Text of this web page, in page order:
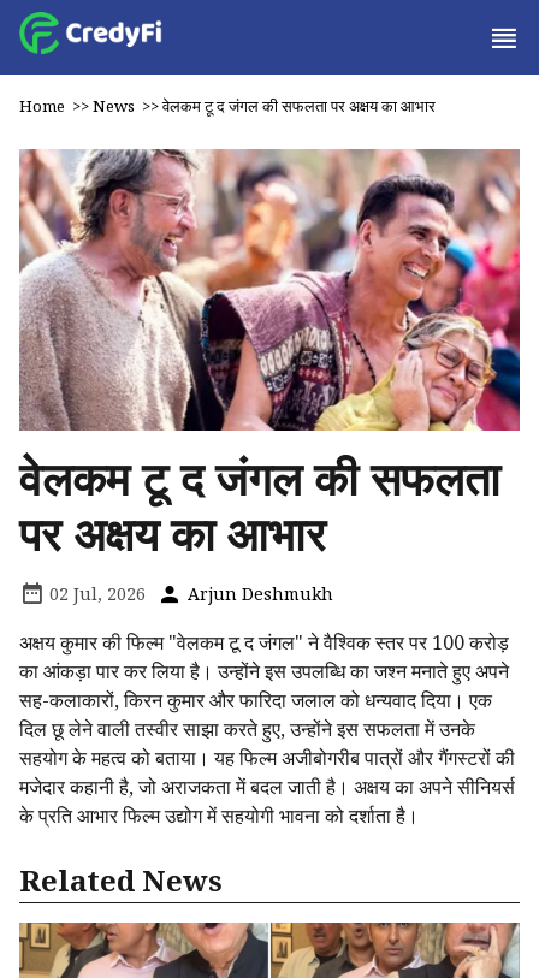
Home >>News >>वेलकम टू द जंगल की सफलता पर अक्षय का आभार
वेलकम टू द जंगल की सफलता
पर अक्षय का आभार
02 Jul, 2026 Arjun Deshmukh
अक्षय कुमार की फिल्म "वेलकम टू द जंगल" ने वैश्विक स्तर पर ₹100 करोड़
का आंकड़ा पार कर लिया है। उन्होंने इस उपलब्धि का जश्न मनाते हुए अपने
सह-कलाकारों, किरन कुमार और फारिदा जलाल को धन्यवाद दिया। एक
दिल छू लेने वाली तस्वीर साझा करते हुए, उन्होंने इस सफलता में उनके
सहयोग के महत्व को बताया। यह फिल्म अजीबोगरीब पात्रों और गैंगस्टरों की
मजेदार कहानी है, जो अराजकता में बदल जाती है। अक्षय का अपने सीनियर्स
के प्रति आभार फिल्म उद्योग में सहयोगी भावना को दर्शाता है।
Related News